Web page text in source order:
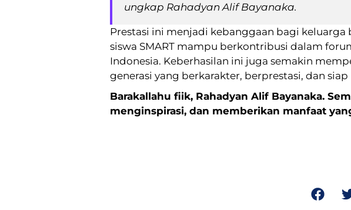
ungkap Rahadyan Alif Bayanaka.
Prestasi ini menjadi kebanggaan bagi keluarga
siswa SMART mampu berkontribusi dalam
Indonesia. Keberhasilan ini juga semakin
generasi yang berkarakter, berprestasi, dan
Barakallahu fiik, Rahadyan Alif Bayanaka.
menginspirasi, dan memberikan manfaat